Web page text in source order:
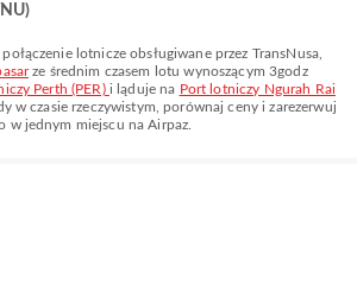
lotnicze obsługiwane przez TransNusa,
ze średnim czasem lotu wynoszącym 3godz
Perth (PER) i ląduje na Port lotniczy Ngurah Rai
w czasie rzeczywistym, porównaj ceny i zarezerwuj
w jednym miejscu na Airpaz.